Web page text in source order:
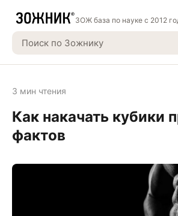
ЗОЖ база по науке с 2012
3 мин чтения
Как накачать кубики
фактов